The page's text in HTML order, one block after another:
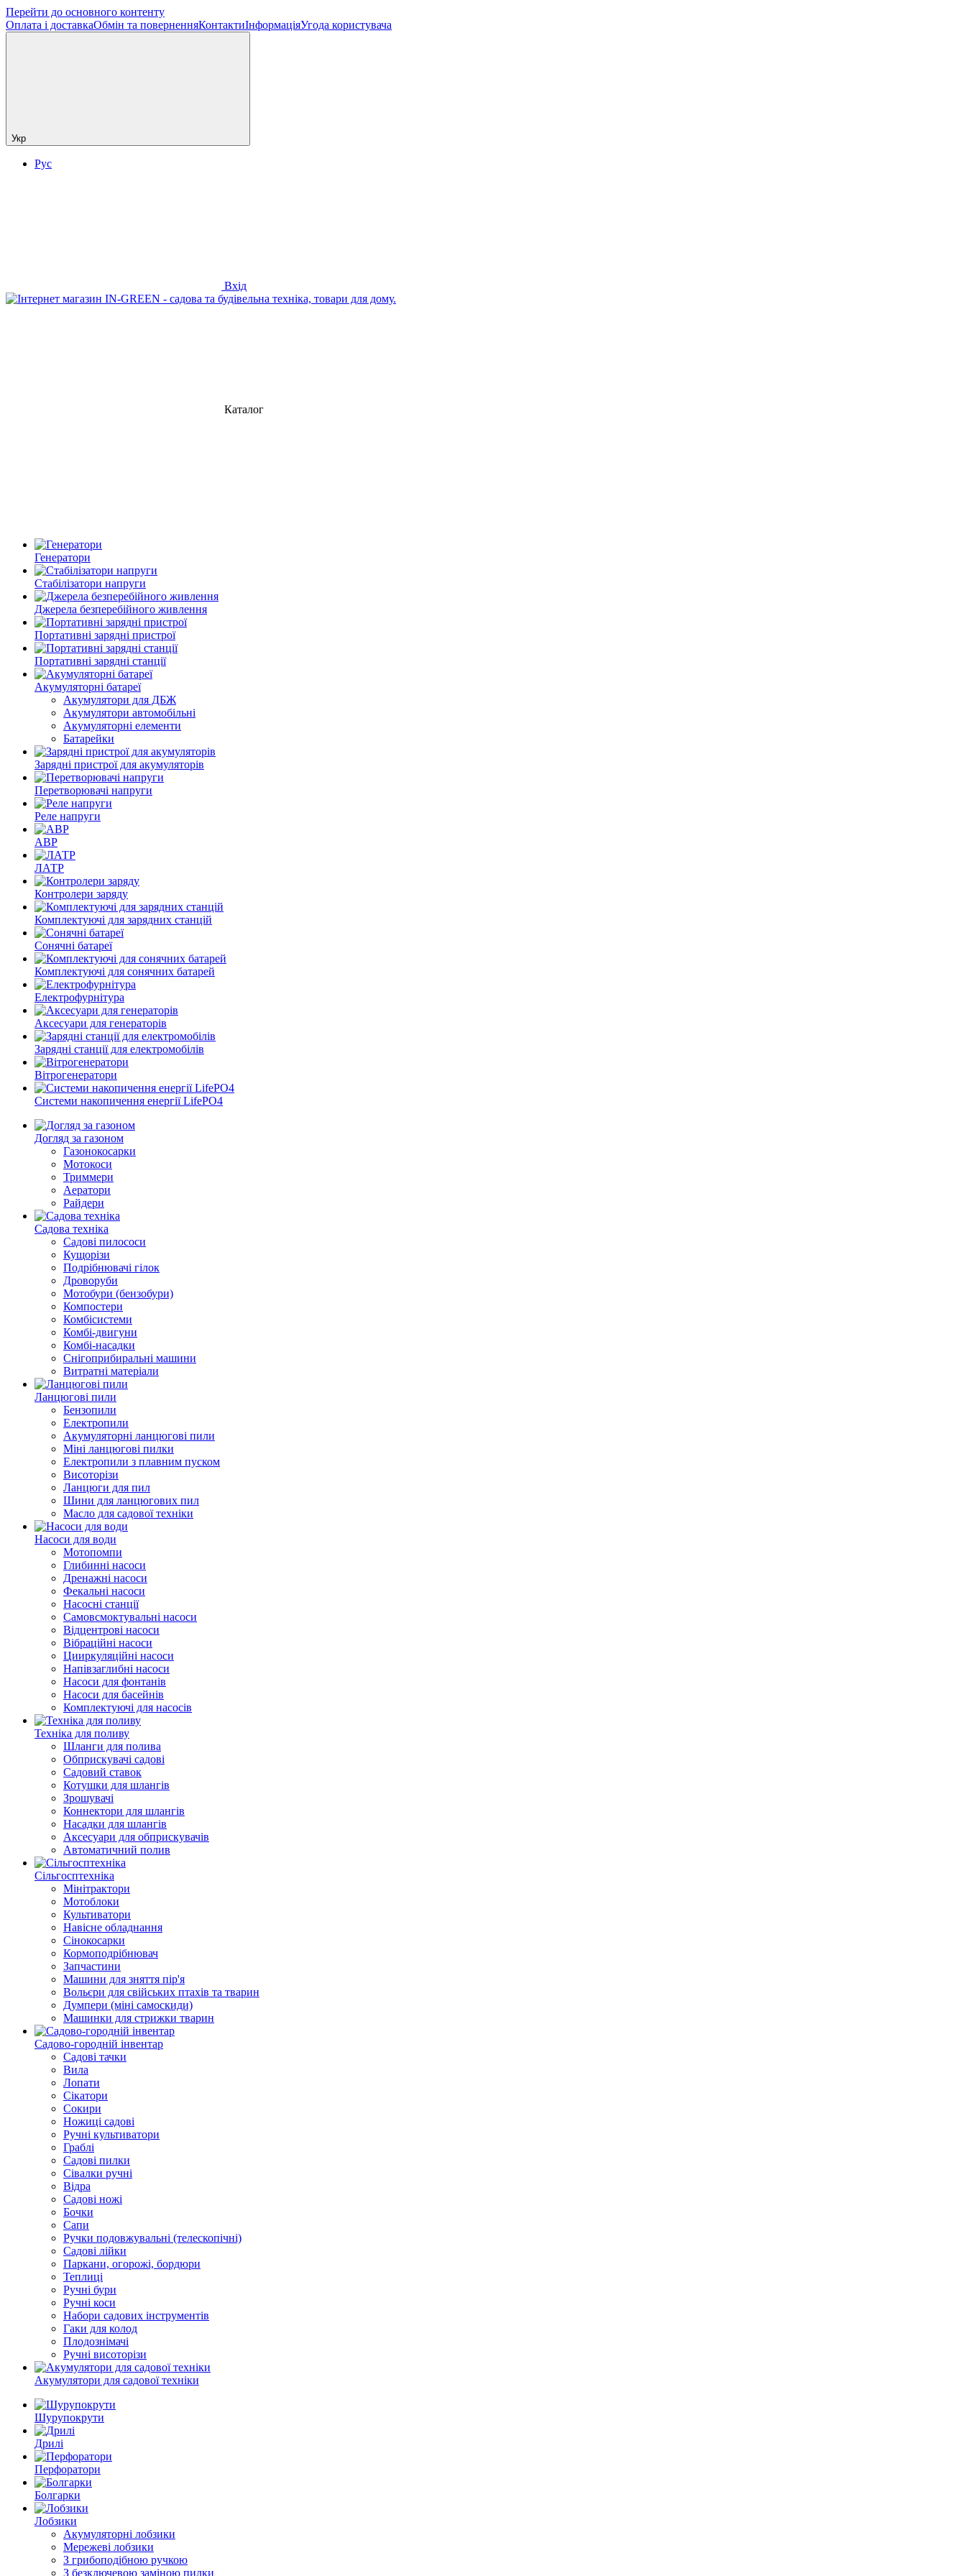
Перейти до основного контенту
Оплата і доставкаОбмін та поверненняКонтактиІнформаціяУгода користувача
Укр
Рус
Вхід
Каталог
Генератори
Стабілізатори напруги
Джерела безперебійного живлення
Портативні зарядні пристрої
Портативні зарядні станції
Акумуляторні батареї
Акумулятори для ДБЖ
Акумулятори автомобільні
Акумуляторні елементи
Батарейки
Зарядні пристрої для акумуляторів
Перетворювачі напруги
Реле напруги
АВР
ЛАТР
Контролери заряду
Комплектуючі для зарядних станцій
Сонячні батареї
Комплектуючі для сонячних батарей
Електрофурнітура
Аксесуари для генераторів
Зарядні станції для електромобілів
Вітрогенератори
Системи накопичення енергії LifePO4
Догляд за газоном
Газонокосарки
Мотокоси
Триммери
Аератори
Райдери
Садова техніка
Садові пилососи
Кущорізи
Подрібнювачі гілок
Дроворуби
Мотобури (бензобури)
Компостери
Комбісистеми
Комбі-двигуни
Комбі-насадки
Снігоприбиральні машини
Витратні матеріали
Ланцюгові пили
Бензопили
Електропили
Акумуляторні ланцюгові пили
Міні ланцюгові пилки
Електропили з плавним пуском
Висоторізи
Ланцюги для пил
Шини для ланцюгових пил
Масло для садової техніки
Насоси для води
Мотопомпи
Глибинні насоси
Дренажні насоси
Фекальні насоси
Насосні станції
Самовсмоктувальні насоси
Відцентрові насоси
Вібраційні насоси
Цииркуляційні насоси
Напівзаглибні насоси
Насоси для фонтанів
Насоси для басейнів
Комплектуючі для насосів
Техніка для поливу
Шланги для полива
Обприскувачі садові
Садовий ставок
Котушки для шлангів
Зрошувачі
Коннектори для шлангів
Насадки для шлангів
Аксесуари для обприскувачів
Автоматичний полив
Сільгосптехніка
Мінітрактори
Мотоблоки
Культиватори
Навісне обладнання
Сінокосарки
Кормоподрібнювач
Запчастини
Машини для зняття пір'я
Вольєри для свійських птахів та тварин
Думпери (міні самоскиди)
Машинки для стрижки тварин
Садово-городній інвентар
Садові тачки
Вила
Лопати
Сікатори
Сокири
Ножиці садові
Ручні культиватори
Граблі
Садові пилки
Сівалки ручні
Відра
Садові ножі
Бочки
Сапи
Ручки подовжувальні (телескопічні)
Садові лійки
Паркани, огорожі, бордюри
Теплиці
Ручні бури
Ручні коси
Набори садових інструментів
Гаки для колод
Плодознімачі
Ручні висоторізи
Акумулятори для садової техніки
Шурупокрути
Дрилі
Перфоратори
Болгарки
Лобзики
Акумуляторні лобзики
Мережеві лобзики
З грибоподібною ручкою
З безключевою заміною пилки